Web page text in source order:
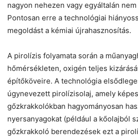
nagyon nehezen vagy egyáltalán
Pontosan erre a technológiai
megoldást a kémiai újrahasznosítás.
A pirolízis folyamata során a
hőmérsékleten, oxigén teljes
építőköveire. A technológia
úgynevezett pirolízisolaj, amely
gőzkrakkolókban hagyományosan
nyersanyagokat (például a kőolajból
gőzkrakkoló berendezések ezt a